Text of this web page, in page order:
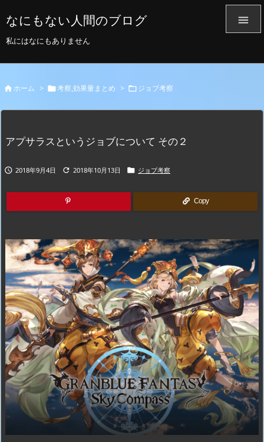
なにもない人間のブログ
私にはなにもありません

ホーム > 考察,効果量まとめ > ジョブ考察
アプサラスというジョブについて その２
 2018年9月4日  2018年10月13日  ジョブ考察
Copy